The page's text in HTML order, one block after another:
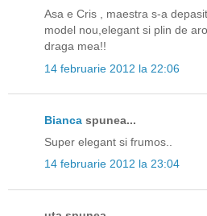
Asa e Cris , maestra s-a
model nou,elegant si plin de
draga mea!!
14 februarie 2012 la 22:06
Bianca spunea...
Super elegant si frumos..
14 februarie 2012 la 23:04